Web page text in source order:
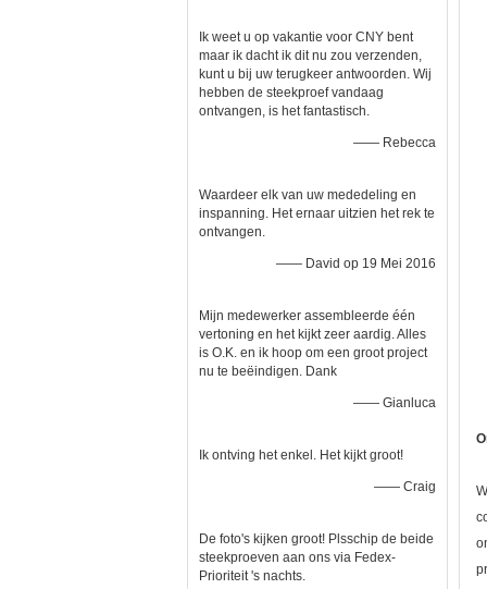
Ik weet u op vakantie voor CNY bent
maar ik dacht ik dit nu zou verzenden,
kunt u bij uw terugkeer antwoorden. Wij
hebben de steekproef vandaag
ontvangen, is het fantastisch.
—— Rebecca
Waardeer elk van uw mededeling en
inspanning. Het ernaar uitzien het rek te
ontvangen.
—— David op 19 Mei 2016
Mijn medewerker assembleerde één
vertoning en het kijkt zeer aardig. Alles
is O.K. en ik hoop om een groot project
nu te beëindigen. Dank
—— Gianluca
Ik ontving het enkel. Het kijkt groot!
—— Craig
De foto's kijken groot! Plsschip de beide
steekproeven aan ons via Fedex-
Prioriteit 's nachts.